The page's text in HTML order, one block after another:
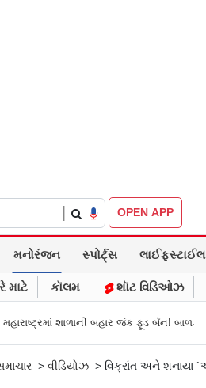
OPEN APP
મનોરંજન સ્પોર્ટ્સ લાઈફસ્ટાઈલ
માટે કૉલમ શૉટ વિડિઓઝ
બહાર જંક ફૂડ બૅન! બાળકોના સ્વાસ્થ્ય
> વીડિયોઝ > વિક્રાંત અને શનાયા